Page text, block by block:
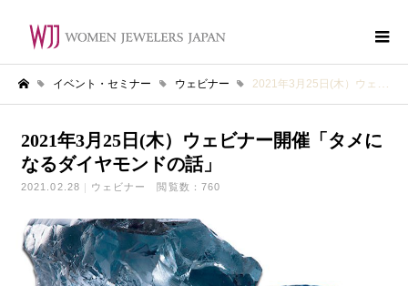
イベント・セミナー ウェビナー 2021年3月25日(木）ウェビナー開催「タメになるダイヤモンドの話」
2021年3月25日(木）ウェビナー開催「タメに
なるダイヤモンドの話」
2021.02.28 ウェビナー 閲覧数：760